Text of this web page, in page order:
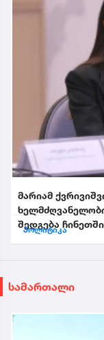
მარიამ
შედგება
საპატიო
პოლიტიკა
სამართალი